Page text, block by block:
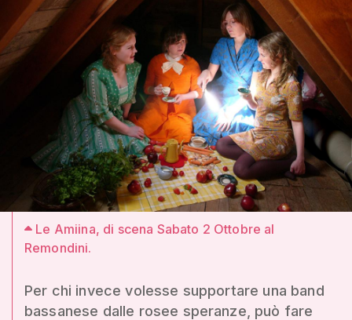
Le Amiina, di scena Sabato 2 Ottobre al
Remondini.
Per chi invece volesse supportare una band
bassanese dalle rosee speranze, può fare